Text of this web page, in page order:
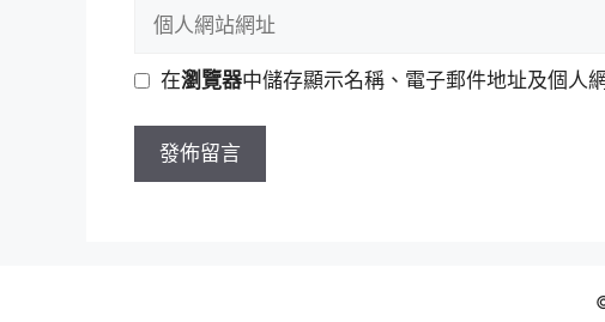
址
網
網
在瀏覽器中儲存顯示名稱、電子郵件地址及個人